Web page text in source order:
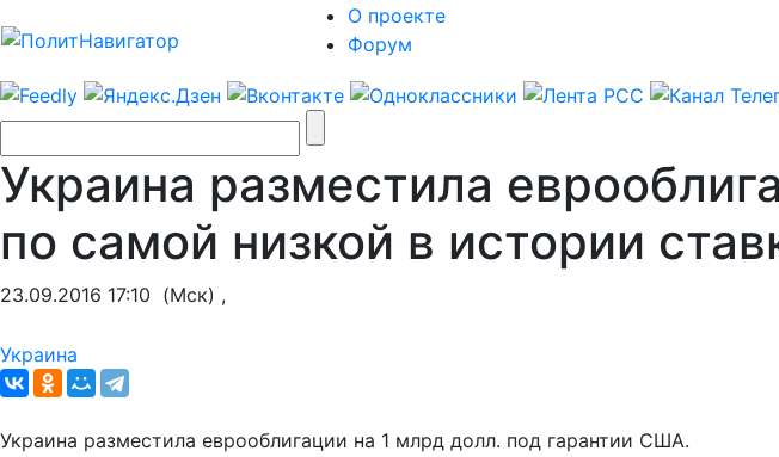
О проекте
Форум
Украина разместила
по самой низкой в истории
23.09.2016 17:10 (Мск) ,
Украина
Украина разместила еврооблигации на 1 млрд долл. под гарантии США.